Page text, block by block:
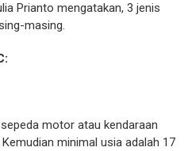
Prianto mengatakan, 3 jenis
masing.
motor atau kendaraan
minimal usia adalah 17